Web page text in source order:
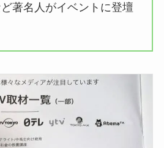
著名人がイベントに登壇